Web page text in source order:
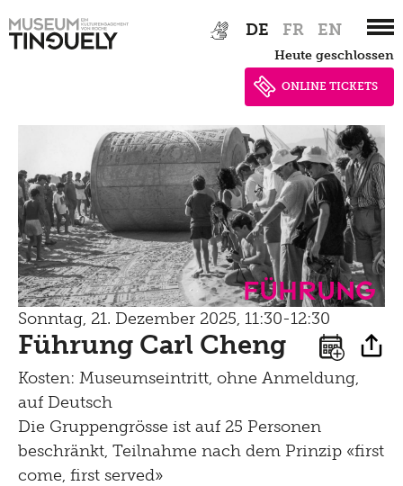
Hauptnavigation
to
DE FR EN
heute geschlossen
ONLINE TICKETS
Brunch
Late Thursday Menu
Führung
Sonntag, 21. Dezember 2025, 11:30-12:30
Führung Carl Cheng
Kosten: Museumseintritt, ohne Anmeldung,
auf Deutsch
Die Gruppengrösse ist auf 25 Personen
beschränkt, Teilnahme nach dem Prinzip «first
come, first served»